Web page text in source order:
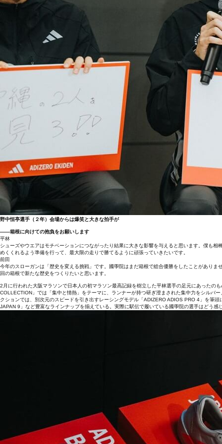
野中恒亭選手（２年）会場からは爆笑と大きな拍手が
――箱根に向けての抱負をお願いします
平林
シューズやウエアはモチベーションにつながったり結果に大きな影響を与えると思います。僕も
めくくれるよう準備を行って、最大限の走りで勝てるように頑張っていきたいです。
前田
今年のスローガンは「歴史を変える挑戦」です。國學院はまだ箱根で総合優勝をしたことがあり
回の箱根で新たな歴史をつくりたいと思います。
2月に行われた大阪マラソンで日本人の初マラソン最高記録を樹立した平林選手の足元にあった
COLLECTION」では「集中と情熱」をテーマに、ランナーが持つ研ぎ澄まされた集中力をシルバ
クションでは、別次元のスピードを引き出すレーシングモデル「ADIZERO ADIOS PRO 4」を筆
JAPAN 9」など豊富なラインナップを揃えている。実際に駅伝で履いている國學院の選手はどう感